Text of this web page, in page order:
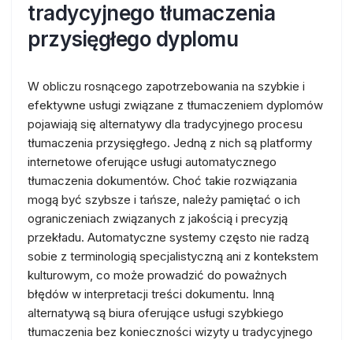
tradycyjnego tłumaczenia
przysięgłego dyplomu
W obliczu rosnącego zapotrzebowania na szybkie i
efektywne usługi związane z tłumaczeniem dyplomów
pojawiają się alternatywy dla tradycyjnego procesu
tłumaczenia przysięgłego. Jedną z nich są platformy
internetowe oferujące usługi automatycznego
tłumaczenia dokumentów. Choć takie rozwiązania
mogą być szybsze i tańsze, należy pamiętać o ich
ograniczeniach związanych z jakością i precyzją
przekładu. Automatyczne systemy często nie radzą
sobie z terminologią specjalistyczną ani z kontekstem
kulturowym, co może prowadzić do poważnych
błędów w interpretacji treści dokumentu. Inną
alternatywą są biura oferujące usługi szybkiego
tłumaczenia bez konieczności wizyty u tradycyjnego